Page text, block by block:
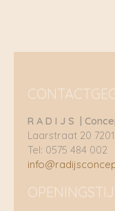
R A D I J S |
Laarstraat 20
Tel: 0575 484 002